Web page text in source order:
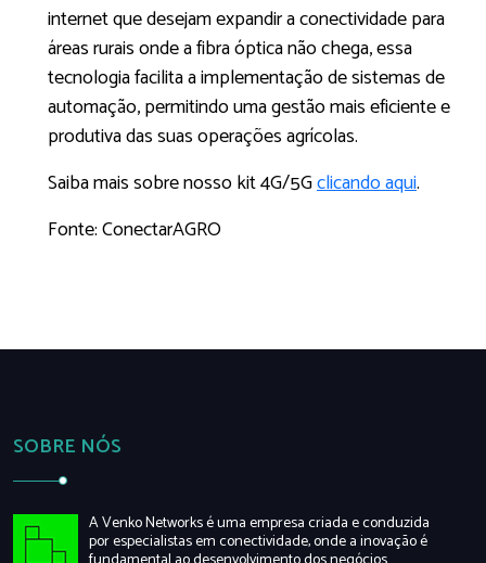
internet que desejam expandir a conectividade para
áreas rurais onde a fibra óptica não chega, essa
tecnologia facilita a implementação de sistemas de
automação, permitindo uma gestão mais eficiente e
produtiva das suas operações agrícolas.
Saiba mais sobre nosso kit 4G/5Gclicando aqui.
Fonte: ConectarAGRO
SOBRE NÓS
A Venko Networks é uma empresa criada e conduzida
por especialistas em conectividade, onde a inovação é